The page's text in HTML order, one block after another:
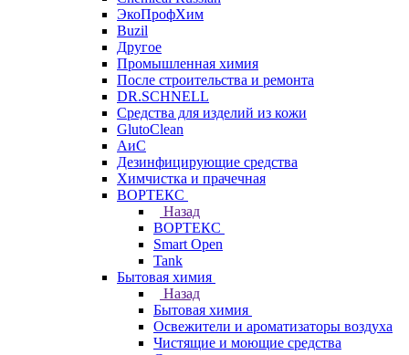
ЭкоПрофХим
Buzil
Другое
Промышленная химия
После строительства и ремонта
DR.SCHNELL
Средства для изделий из кожи
GlutoClean
АиС
Дезинфицирующие средства
Химчистка и прачечная
ВОРТЕКС
Назад
ВОРТЕКС
Smart Open
Tank
Бытовая химия
Назад
Бытовая химия
Освежители и ароматизаторы воздуха
Чистящие и моющие средства